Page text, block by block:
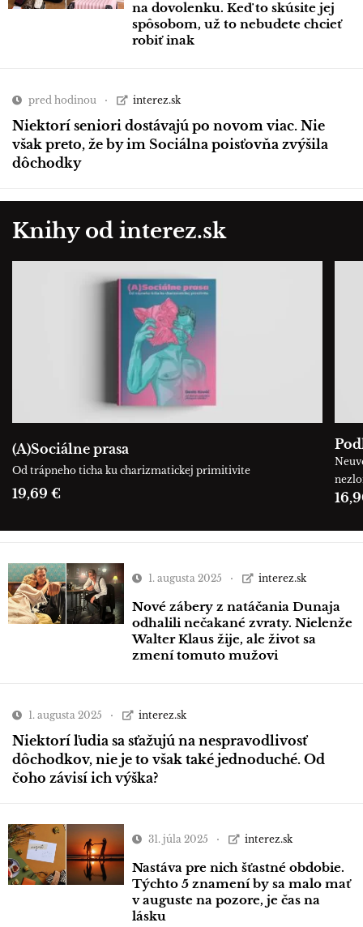
na dovolenku. Keď to skúsite jej
spôsobom, už to nebudete chcieť
robiť inak
pred hodinou interez.sk
Niektorí seniori dostávajú po novom viac. Nie
však preto, že by im Sociálna poisťovňa zvýšila
dôchodky
Knihy od interez.sk
(A)Sociálne prasa
Od trápneho ticha ku charizmatickej primitivite
19,69 €
1. augusta 2025 interez.sk
Nové zábery z natáčania Dunaja
odhalili nečakané zvraty. Nielenže
Walter Klaus žije, ale život sa
zmení tomuto mužovi
1. augusta 2025 interez.sk
Niektorí ľudia sa sťažujú na nespravodlivosť
dôchodkov, nie je to však také jednoduché. Od
čoho závisí ich výška?
31. júla 2025 interez.sk
Nastáva pre nich šťastné obdobie.
Týchto 5 znamení by sa malo mať
v auguste na pozore, je čas na
lásku